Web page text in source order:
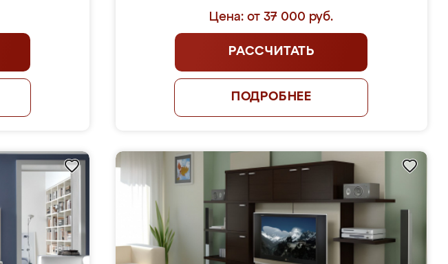
Цена: от 37 000 руб.
РАССЧИТАТЬ
ПОДРОБНЕЕ